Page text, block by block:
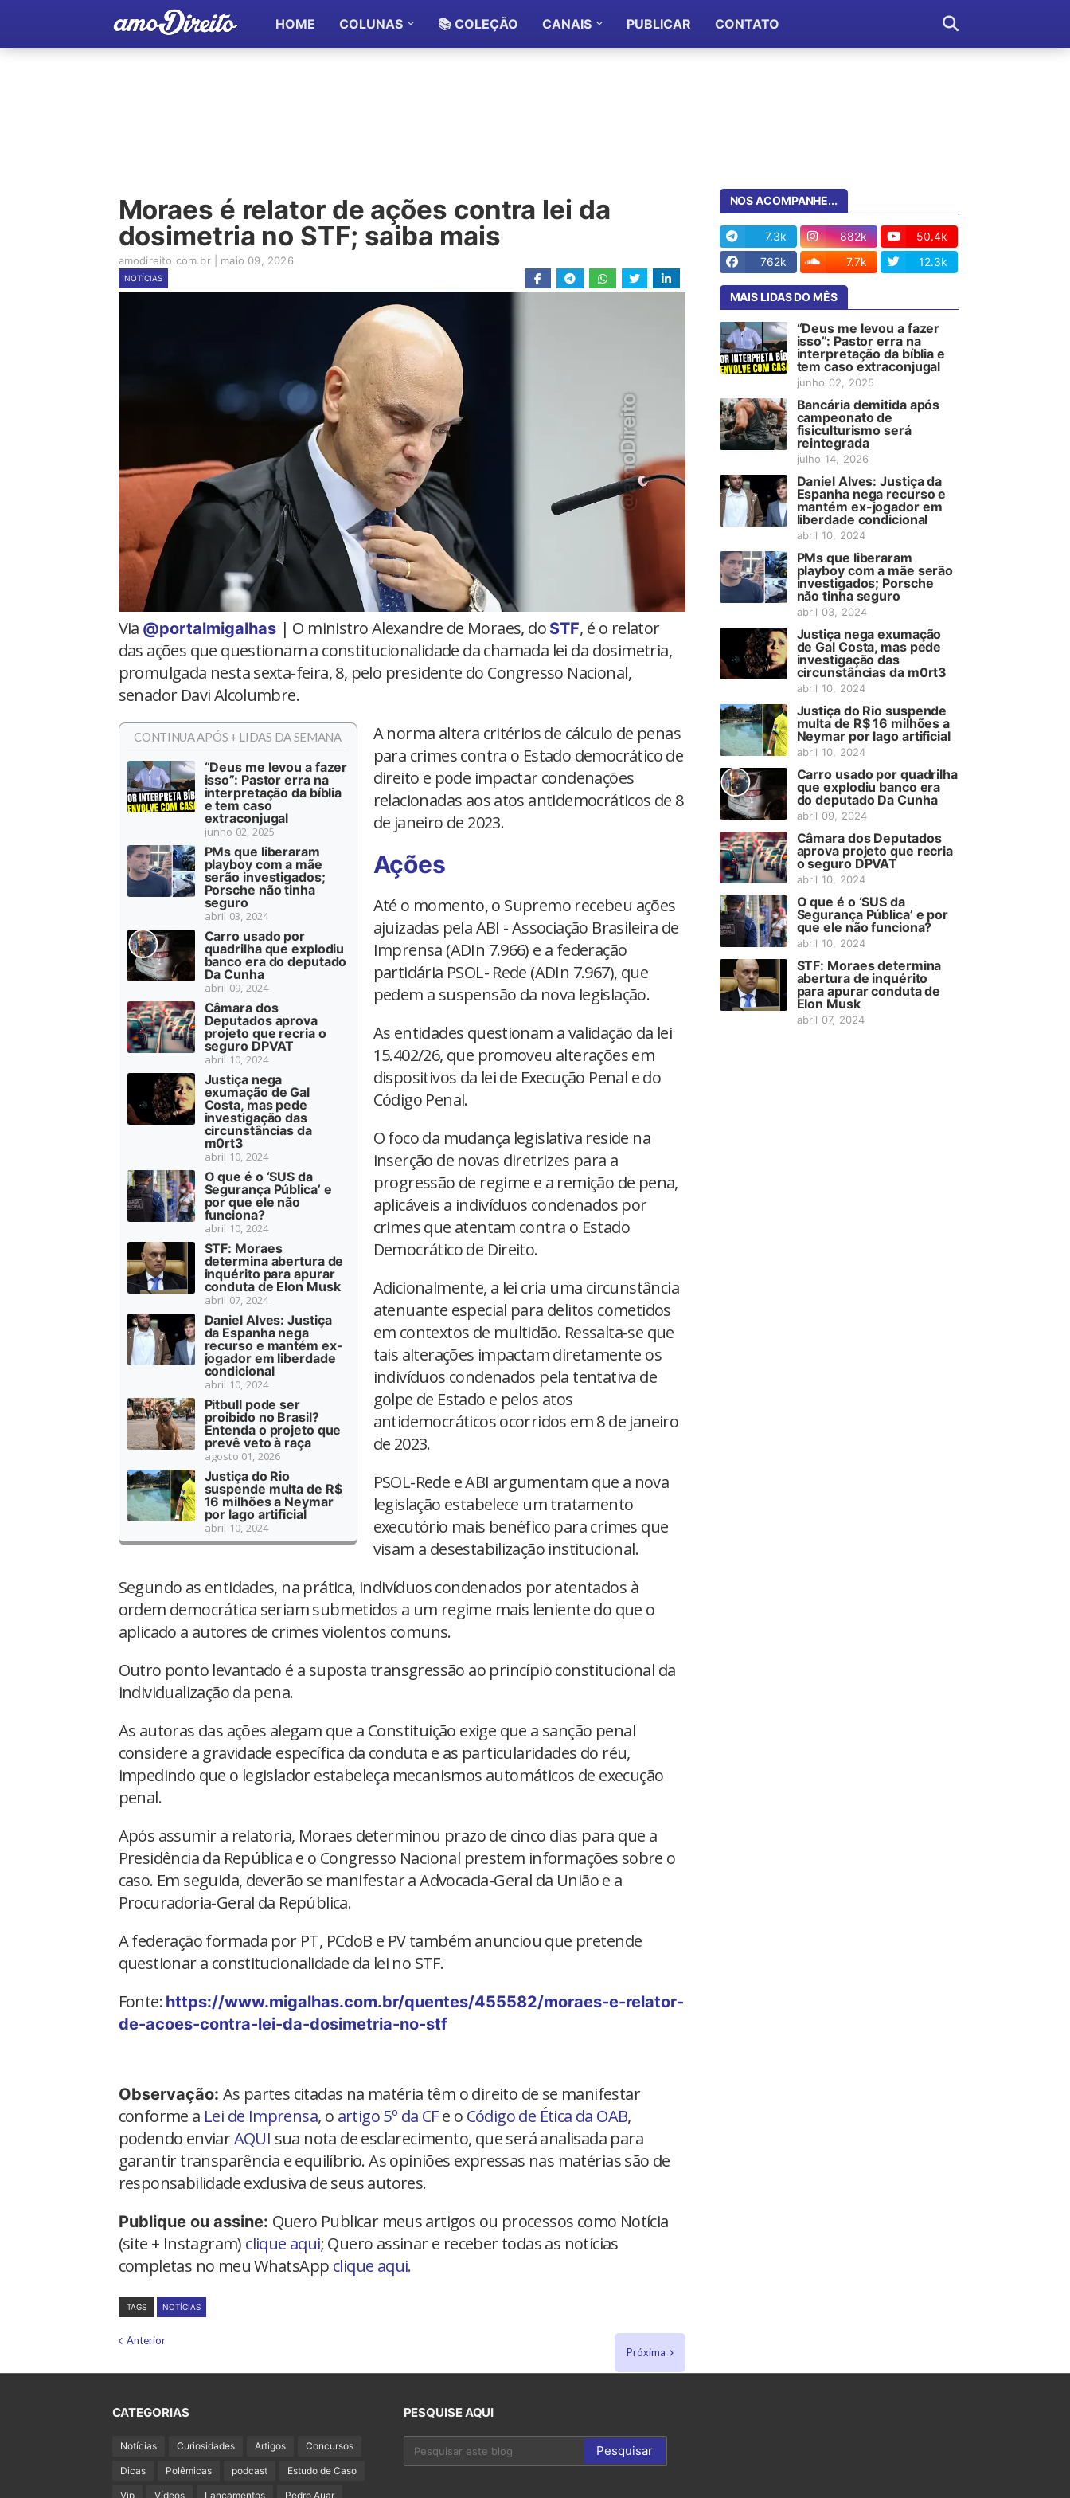
HOME COLUNAS 📚 COLEÇÃO CANAIS PUBLICAR CONTATO
Moraes é relator de ações contra lei da
dosimetria no STF; saiba mais
amodireito.com.br maio 09, 2026
NOTÍCIAS
Via @portalmigalhas | O ministro Alexandre de Moraes, do STF, é o relator
das ações que questionam a constitucionalidade da chamada lei da dosimetria,
promulgada nesta sexta-feira, 8, pelo presidente do Congresso Nacional,
senador Davi Alcolumbre.
CONTINUA APÓS + LIDAS DA SEMANA
“Deus me levou a fazer
isso”: Pastor erra na
interpretação da bíblia
e tem caso
extraconjugal
junho 02, 2025
PMs que liberaram
playboy com a mãe
serão investigados;
Porsche não tinha
seguro
abril 03, 2024
Carro usado por
quadrilha que explodiu
banco era do deputado
Da Cunha
abril 09, 2024
Câmara dos
Deputados aprova
projeto que recria o
seguro DPVAT
abril 10, 2024
Justiça nega
exumação de Gal
Costa, mas pede
investigação das
circunstâncias da
m0rt3
abril 10, 2024
O que é o ‘SUS da
Segurança Pública’ e
por que ele não
funciona?
abril 10, 2024
STF: Moraes
determina abertura de
inquérito para apurar
conduta de Elon Musk
abril 07, 2024
Daniel Alves: Justiça
da Espanha nega
recurso e mantém ex-
jogador em liberdade
condicional
abril 10, 2024
Pitbull pode ser
proibido no Brasil?
Entenda o projeto que
prevê veto à raça
agosto 01, 2026
Justiça do Rio
suspende multa de R$
16 milhões a Neymar
por lago artificial
abril 10, 2024
A norma altera critérios de cálculo de penas
para crimes contra o Estado democrático de
direito e pode impactar condenações
relacionadas aos atos antidemocráticos de 8
de janeiro de 2023.
Ações
Até o momento, o Supremo recebeu ações
ajuizadas pela ABI - Associação Brasileira de
Imprensa (ADIn 7.966) e a federação
partidária PSOL- Rede (ADIn 7.967), que
pedem a suspensão da nova legislação.
As entidades questionam a validação da lei
15.402/26, que promoveu alterações em
dispositivos da lei de Execução Penal e do
Código Penal.
O foco da mudança legislativa reside na
inserção de novas diretrizes para a
progressão de regime e a remição de pena,
aplicáveis a indivíduos condenados por
crimes que atentam contra o Estado
Democrático de Direito.
Adicionalmente, a lei cria uma circunstância
atenuante especial para delitos cometidos
em contextos de multidão. Ressalta-se que
tais alterações impactam diretamente os
indivíduos condenados pela tentativa de
golpe de Estado e pelos atos
antidemocráticos ocorridos em 8 de janeiro
de 2023.
PSOL-Rede e ABI argumentam que a nova
legislação estabelece um tratamento
executório mais benéfico para crimes que
visam a desestabilização institucional.
Segundo as entidades, na prática, indivíduos condenados por atentados à
ordem democrática seriam submetidos a um regime mais leniente do que o
aplicado a autores de crimes violentos comuns.
Outro ponto levantado é a suposta transgressão ao princípio constitucional da
individualização da pena.
As autoras das ações alegam que a Constituição exige que a sanção penal
considere a gravidade específica da conduta e as particularidades do réu,
impedindo que o legislador estabeleça mecanismos automáticos de execução
penal.
Após assumir a relatoria, Moraes determinou prazo de cinco dias para que a
Presidência da República e o Congresso Nacional prestem informações sobre o
caso. Em seguida, deverão se manifestar a Advocacia-Geral da União e a
Procuradoria-Geral da República.
A federação formada por PT, PCdoB e PV também anunciou que pretende
questionar a constitucionalidade da lei no STF.
Fonte: https://www.migalhas.com.br/quentes/455582/moraes-e-relator-
de-acoes-contra-lei-da-dosimetria-no-stf
Observação: As partes citadas na matéria têm o direito de se manifestar
conforme a Lei de Imprensa, o artigo 5º da CFe o Código de Ética da OAB,
podendo enviarAQUI sua nota de esclarecimento, que será analisada para
garantir transparência e equilíbrio. As opiniões expressas nas matérias são de
responsabilidade exclusiva de seus autores.
Publique ou assine: Quero Publicar meus artigos ou processos como Notícia
(site + Instagram) clique aqui; Quero assinar e receber todas as notícias
completas no meu WhatsApp clique aqui.
TAGS NOTÍCIAS
Anterior
Próxima
NOS ACOMPANHE...
7.3k 882k
50.4k
762k
7.7k 12.3k
MAIS LIDAS DO MÊS
“Deus me levou a fazer
isso”: Pastor erra na
interpretação da bíblia e
tem caso extraconjugal
junho 02, 2025
Bancária demitida após
campeonato de
fisiculturismo será
reintegrada
julho 14, 2026
Daniel Alves: Justiça da
Espanha nega recurso e
mantém ex-jogador em
liberdade condicional
abril 10, 2024
PMs que liberaram
playboy com a mãe serão
investigados; Porsche
não tinha seguro
abril 03, 2024
Justiça nega exumação
de Gal Costa, mas pede
investigação das
circunstâncias da m0rt3
abril 10, 2024
Justiça do Rio suspende
multa de R$ 16 milhões a
Neymar por lago artificial
abril 10, 2024
Carro usado por quadrilha
que explodiu banco era
do deputado Da Cunha
abril 09, 2024
Câmara dos Deputados
aprova projeto que recria
o seguro DPVAT
abril 10, 2024
O que é o ‘SUS da
Segurança Pública’ e por
que ele não funciona?
abril 10, 2024
STF: Moraes determina
abertura de inquérito
para apurar conduta de
Elon Musk
abril 07, 2024
CATEGORIAS
Notícias Curiosidades Artigos Concursos
Dicas Polêmicas podcast Estudo de Caso
Vip Vídeos Lançamentos Pedro Auar
PESQUISE AQUI